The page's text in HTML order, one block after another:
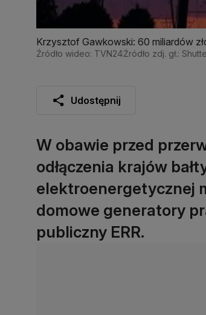
Krzysztof Gawkowski: 60 miliardów
Źródło wideo: TVN24Źródło zdj. gł.:
Udostępnij
W obawie przed
odłączenia krajów
elektroenergetycznej
domowe generatory
publiczny ERR.